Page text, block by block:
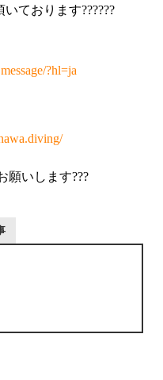
ております??????
?hl=ja
願いします???